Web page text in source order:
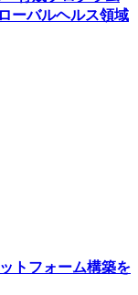
ーバルヘルス領域
トフォーム構築を